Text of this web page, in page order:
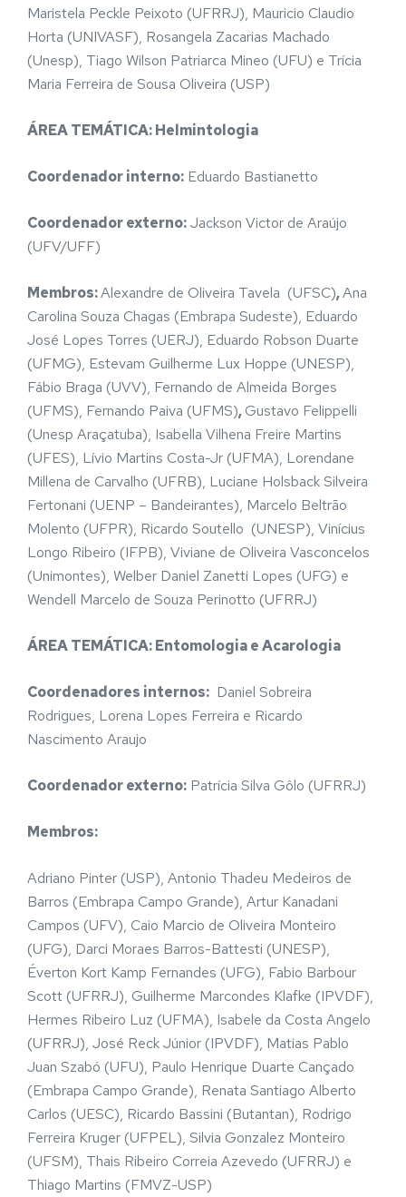
Maristela Peckle Peixoto (UFRRJ), Mauricio Claudio
Horta (UNIVASF), Rosangela Zacarias Machado
(Unesp), Tiago Wilson Patriarca Mineo (UFU) e Trícia
Maria Ferreira de Sousa Oliveira (USP)
ÁREA TEMÁTICA: Helmintologia
Coordenador interno: Eduardo Bastianetto
Coordenador externo:Jackson Victor de Araújo
(UFV/UFF)
Membros:Alexandre de Oliveira Tavela (UFSC),Ana
Carolina Souza Chagas (Embrapa Sudeste), Eduardo
José Lopes Torres (UERJ), Eduardo Robson Duarte
(UFMG), Estevam Guilherme Lux Hoppe (UNESP),
Fábio Braga (UVV), Fernando de Almeida Borges
(UFMS), Fernando Paiva (UFMS),Gustavo Felippelli
(Unesp Araçatuba), Isabella Vilhena Freire Martins
(UFES), Lívio Martins Costa-Jr (UFMA), Lorendane
Millena de Carvalho (UFRB), Luciane Holsback Silveira
Fertonani (UENP – Bandeirantes), Marcelo Beltrão
Molento (UFPR), Ricardo Soutello (UNESP), Vinícius
Longo Ribeiro (IFPB), Viviane de Oliveira Vasconcelos
(Unimontes), Welber Daniel Zanetti Lopes (UFG) e
Wendell Marcelo de Souza Perinotto (UFRRJ)
ÁREA TEMÁTICA: Entomologia e Acarologia
Coordenadores internos: Daniel Sobreira
Rodrigues, Lorena Lopes Ferreira e Ricardo
Nascimento Araujo
Coordenador externo: Patrícia Silva Gôlo (UFRRJ)
Membros:
Adriano Pinter (USP), Antonio Thadeu Medeiros de
Barros (Embrapa Campo Grande), Artur Kanadani
Campos (UFV), Caio Marcio de Oliveira Monteiro
(UFG), Darci Moraes Barros-Battesti (UNESP),
Éverton Kort Kamp Fernandes (UFG), Fabio Barbour
Scott (UFRRJ), Guilherme Marcondes Klafke (IPVDF),
Hermes Ribeiro Luz (UFMA), Isabele da Costa Angelo
(UFRRJ), José Reck Júnior (IPVDF), Matias Pablo
Juan Szabó (UFU), Paulo Henrique Duarte Cançado
(Embrapa Campo Grande), Renata Santiago Alberto
Carlos (UESC), Ricardo Bassini (Butantan), Rodrigo
Ferreira Kruger (UFPEL), Silvia Gonzalez Monteiro
(UFSM), Thais Ribeiro Correia Azevedo (UFRRJ) e
Thiago Martins (FMVZ-USP)